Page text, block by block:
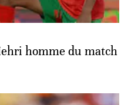
homme du match